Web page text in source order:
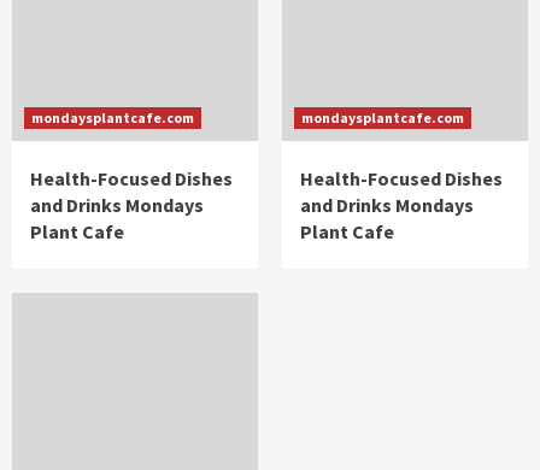
mondaysplantcafe.com
Health-Focused Dishes
and Drinks Mondays
Plant Cafe
mondaysplantcafe.com
Health-Focused Dishes
and Drinks Mondays
Plant Cafe